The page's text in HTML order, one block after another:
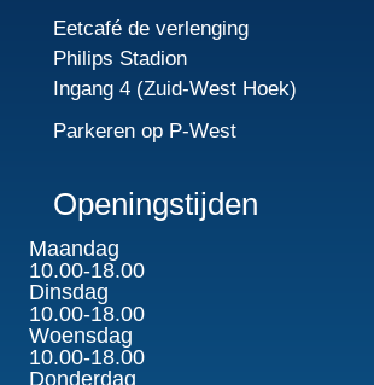
Eetcafé de verlenging
Philips Stadion
Ingang 4 (Zuid-West Hoek)
Parkeren op P-West
Openingstijden
Maandag
10.00-18.00
Dinsdag
10.00-18.00
Woensdag
10.00-18.00
Donderdag